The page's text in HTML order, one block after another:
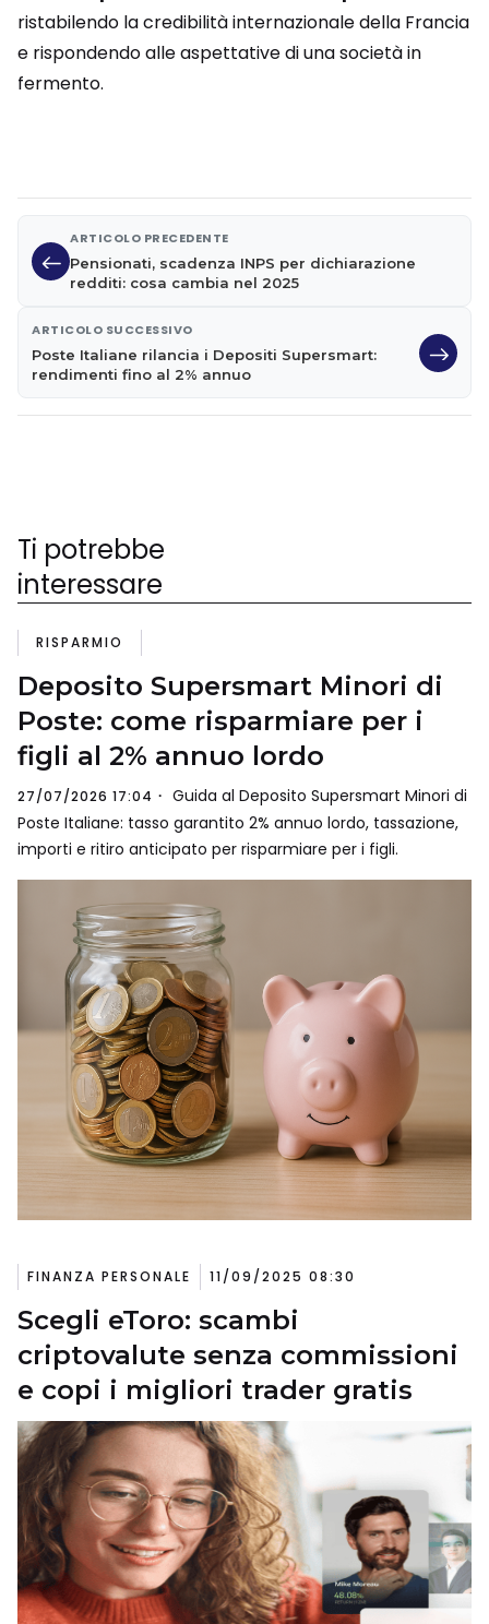
ristabilendo la credibilità internazionale della Francia
e rispondendo alle aspettative di una società in
fermento.
ARTICOLO PRECEDENTE
Pensionati, scadenza INPS per dichiarazione
redditi: cosa cambia nel 2025
ARTICOLO SUCCESSIVO
Poste Italiane rilancia i Depositi Supersmart:
rendimenti fino al 2% annuo
Ti potrebbe
interessare
RISPARMIO
Deposito Supersmart Minori di
Poste: come risparmiare per i
figli al 2% annuo lordo
27/07/2026 17:04
Guida al Deposito Supersmart Minori di
Poste Italiane: tasso garantito 2% annuo lordo, tassazione,
importi e ritiro anticipato per risparmiare per i figli.
FINANZA PERSONALE 11/09/2025 08:30
Scegli eToro: scambi
criptovalute senza commissioni
e copi i migliori trader gratis